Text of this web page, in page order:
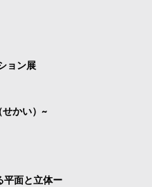
ョン展
かい）~
面と立体ー